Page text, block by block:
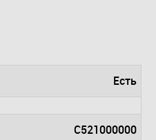
Есть
C521000000